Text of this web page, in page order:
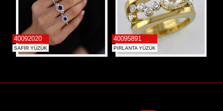
40092020
SAFİR YÜZÜK
40095891
PIRLANTA YÜZÜK